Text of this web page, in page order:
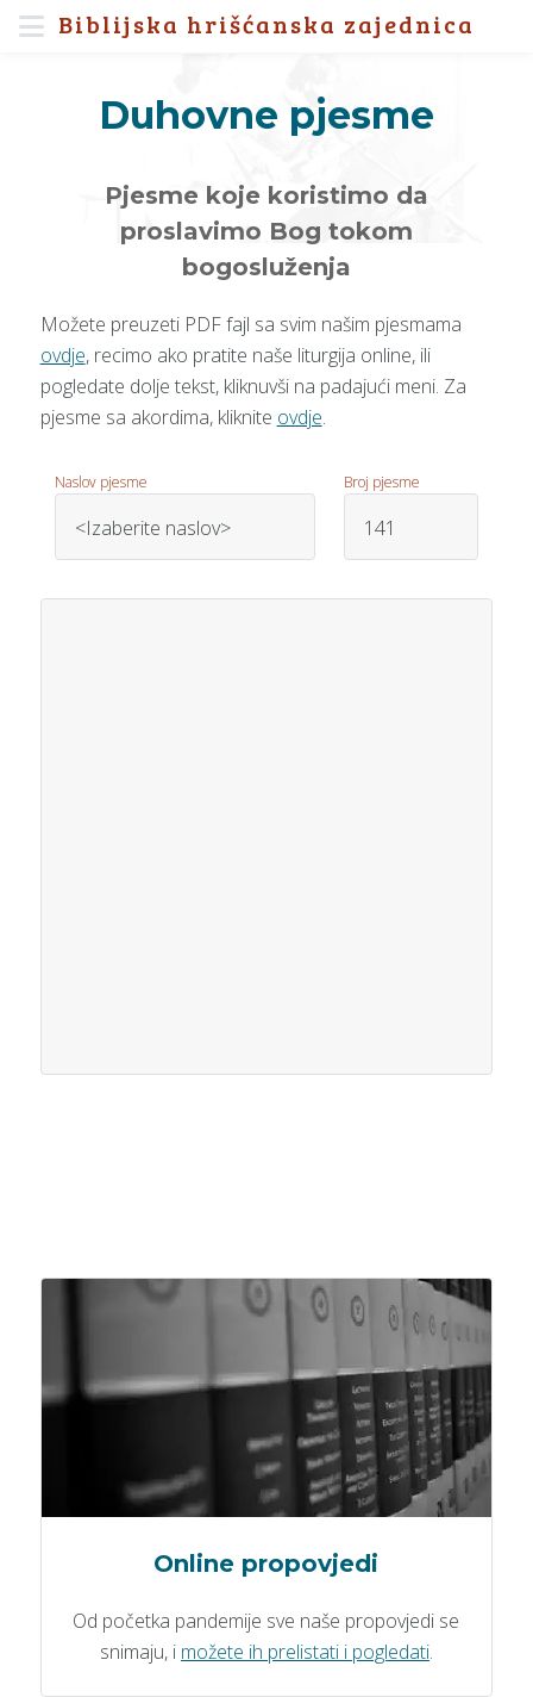
Biblijska hrišćanska zajednica
Duhovne pjesme
Pjesme koje koristimo da
proslavimo Bog tokom
bogosluženja
Možete preuzeti PDF fajl sa svim našim pjesmama
ovdje, recimo ako pratite naše liturgija online, ili
pogledate dolje tekst, kliknuvši na padajući meni. Za
pjesme sa akordima, kliknite ovdje.
Naslov pjesme Broj pjesme
Online propovjedi
Od početka pandemije sve naše propovjedi se
snimaju, i možete ih prelistati i pogledati.